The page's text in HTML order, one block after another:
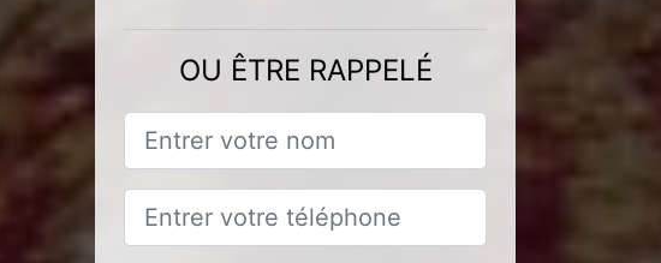
OU ÊTRE RAPPELÉ